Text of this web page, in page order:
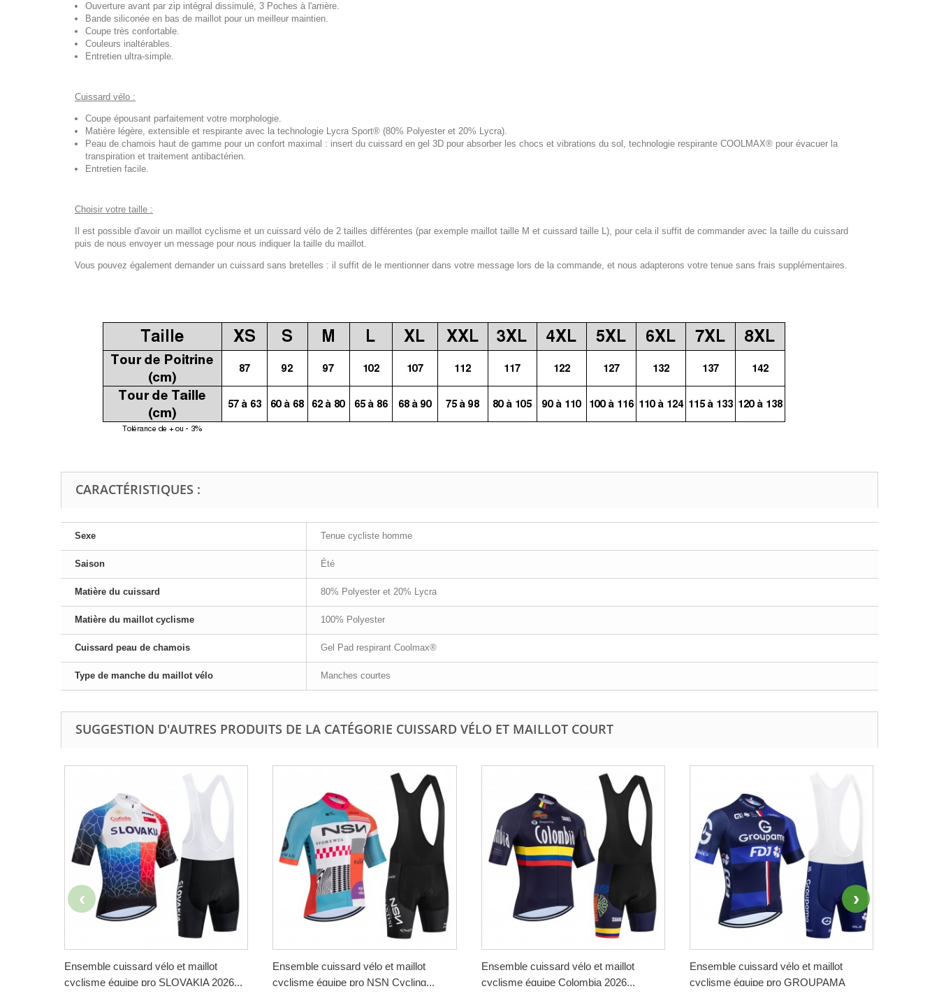
Ouverture avant par zip intégral dissimulé, 3 Poches à l'arrière.
Bande siliconée en bas de maillot pour un meilleur maintien.
Coupe très confortable.
Couleurs inaltérables.
Entretien ultra-simple.
Cuissard vélo :
Coupe épousant parfaitement votre morphologie.
Matière légère, extensible et respirante avec la technologie Lycra Sport® (80% Polyester et 20% Lycra).
Peau de chamois haut de gamme pour un confort maximal : insert du cuissard en gel 3D pour absorber les chocs et vibrations du sol, technologie respirante COOLMAX® pour évacuer la
transpiration et traitement antibactérien.
Entretien facile.
Choisir votre taille :
Il est possible d'avoir un maillot cyclisme et un cuissard vélo de 2 tailles différentes (par exemple maillot taille M et cuissard taille L), pour cela il suffit de commander avec la taille du cuissard
puis de nous envoyer un message pour nous indiquer la taille du maillot.
Vous pouvez également demander un cuissard sans bretelles : il suffit de le mentionner dans votre message lors de la commande, et nous adapterons votre tenue sans frais supplémentaires.
CARACTÉRISTIQUES :
Sexe Tenue cycliste homme
Saison Été
Matière du cuissard 80% Polyester et 20% Lycra
Matière du maillot cyclisme 100% Polyester
Cuissard peau de chamois Gel Pad respirant Coolmax®
Type de manche du maillot vélo Manches courtes
SUGGESTION D'AUTRES PRODUITS DE LA CATÉGORIE CUISSARD VÉLO ET MAILLOT COURT
Ensemble cuissard vélo et maillot
cyclisme équipe pro SLOVAKIA 2026...
Ensemble cuissard vélo et maillot
cyclisme équipe pro NSN Cycling...
Ensemble cuissard vélo et maillot
cyclisme équipe Colombia 2026...
Ensemble cuissard vélo et maillot
cyclisme équipe pro GROUPAMA